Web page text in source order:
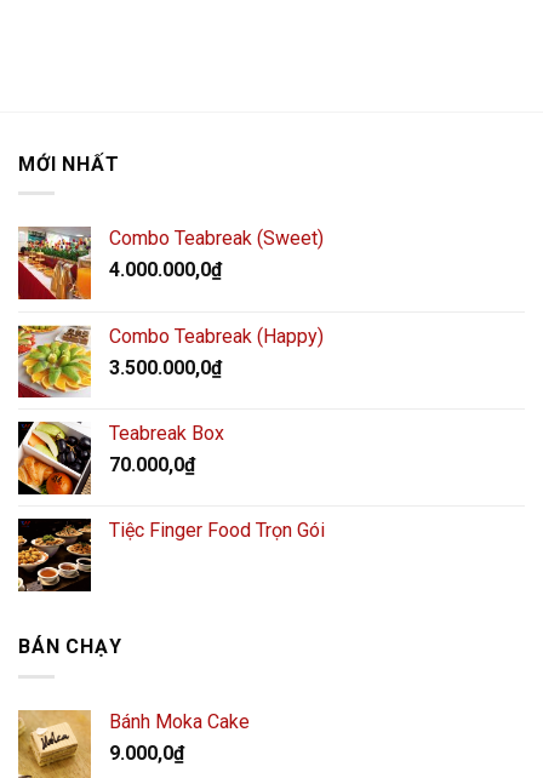
MỚI NHẤT
Combo Teabreak (Sweet)
4.000.000,0₫
Combo Teabreak (Happy)
3.500.000,0₫
Teabreak Box
70.000,0₫
Tiệc Finger Food Trọn Gói
BÁN CHẠY
Bánh Moka Cake
9.000,0₫